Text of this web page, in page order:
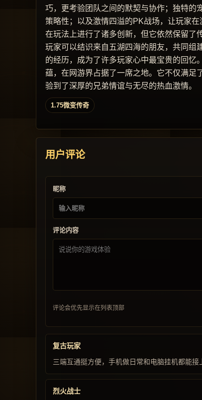
巧，更考验团队之间的默契与协作；独特的
策略性；以及激情四溢的PK战场，让玩家
在玩法上进行了诸多创新，但它依然保留
玩家可以结识来自五湖四海的朋友，共同组
的经历，成为了许多玩家心中最宝贵的回忆
蕴，在网游界占据了一席之地。它不仅满足
验到了深厚的兄弟情谊与无尽的热血激情。
1.75微变传奇
用户评论
昵称
评论内容
评论会优先显示在列表顶部
复古玩家
三端互通挺方便，手机做日常和电脑挂机都能接
烈火战士